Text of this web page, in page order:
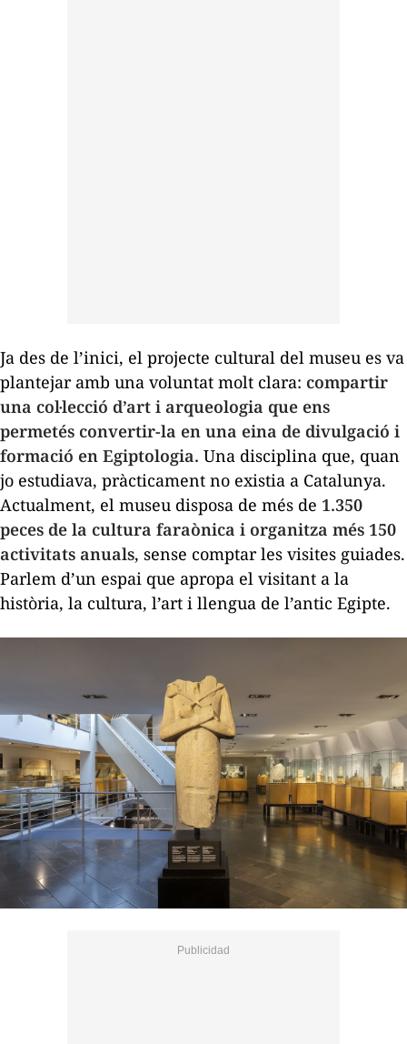
Ja des de l’inici, el projecte cultural del museu es va
plantejar amb una voluntat molt clara: compartir
una col·lecció d’art i arqueologia que ens
permetés convertir-la en una eina de divulgació i
formació en Egiptologia. Una disciplina que, quan
jo estudiava, pràcticament no existia a Catalunya.
Actualment, el museu disposa de més de 1.350
peces de la cultura faraònica i organitza més 150
activitats anuals, sense comptar les visites guiades.
Parlem d’un espai que apropa el visitant a la
història, la cultura, l’art i llengua de l’antic Egipte.